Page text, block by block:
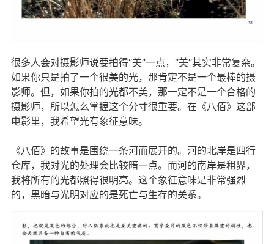
很多人会对摄影师说要拍得“美”一点，“美”其实非常复杂。
如果你只是拍了一个很美的光，那肯定不是一个最棒的摄
影师。但，如果你拍的光都不美，那一定不是一个合格的
摄影师，所以怎么掌握这个分寸很重要。在《八佰》这部
电影里，我希望光有象征意味。
《八佰》的故事是围绕一条河而展开的。河的北岸是四行
仓库，我对光的处理会比较暗一点。而河的南岸是租界，
我将所有的光都照得很明亮。这个象征意味是非常强烈
的，黑暗与光明对应的是死亡与生存的关系。